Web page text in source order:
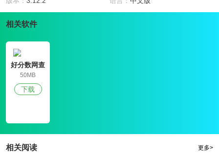
2、许多学校在新学期举行了第一次月考。现在一些学校的月考成绩已经出来
了，高分通过官方网站查询;
以登录平台进行查询。
软件用法
1、进入好分数官网查成绩2020登录入口后，每个人选择自己的身份，家长点击
家长栏，学生点击学生栏，并根据自己的用户名和密码登录;
3、如果家长不知道学生的考试号码，他们可以点击左上角的“跳过”。跳过后，他
软件亮点
相关软件
好分数网查
成绩
50MB
下载
相关阅读 更多>